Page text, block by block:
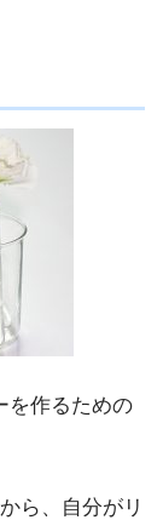
を作るための
ら、自分がリ